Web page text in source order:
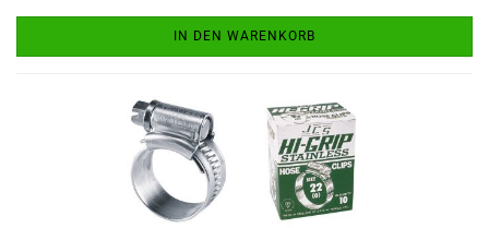
IN DEN WARENKORB